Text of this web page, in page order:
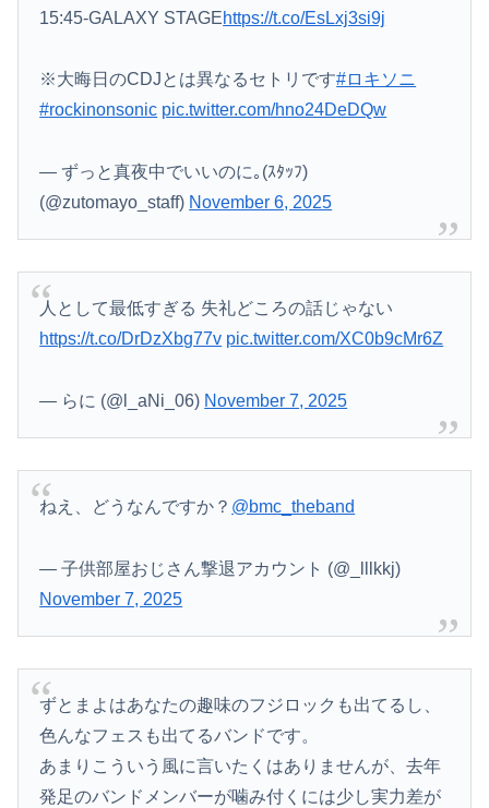
15:45-GALAXY STAGEhttps://t.co/EsLxj3si9j
※大晦日のCDJとは異なるセトリです#ロキソニ
#rockinonsonic pic.twitter.com/hno24DeDQw
— ずっと真夜中でいいのに｡(ｽﾀｯﾌ)
(@zutomayo_staff) November 6, 2025
人として最低すぎる 失礼どころの話じゃない
https://t.co/DrDzXbg77v pic.twitter.com/XC0b9cMr6Z
— らに (@l_aNi_06) November 7, 2025
ねえ、どうなんですか？ @bmc_theband
— 子供部屋おじさん撃退アカウント (@_lllkkj)
November 7, 2025
ずとまよはあなたの趣味のフジロックも出てるし、
色んなフェスも出てるバンドです。
あまりこういう風に言いたくはありませんが、去年
発足のバンドメンバーが噛み付くには少し実力差が